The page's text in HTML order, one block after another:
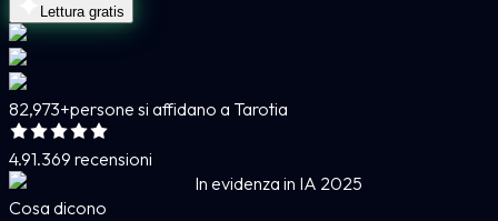
Lettura gratis
82,973+persone si affidano a Tarotia
4.91.369 recensioni
In evidenza in IA 2025
Cosa dicono